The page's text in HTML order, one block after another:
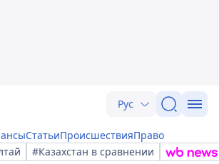
Рус
СтатьиПроисшествияПраво
#Казахстан в сравнении